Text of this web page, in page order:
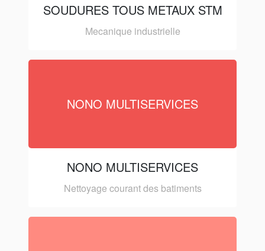
SOUDURES TOUS METAUX STM
Mecanique industrielle
NONO MULTISERVICES
NONO MULTISERVICES
Nettoyage courant des batiments